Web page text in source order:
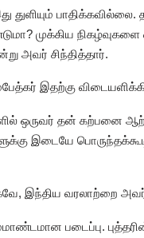
முக்கிய
அவர் சிந்தித்தார்.
இதற்கு
ஒருவர் தன் கற்பனை
இடையே
இந்திய வரலாற்றை அவர்
படைப்பு.